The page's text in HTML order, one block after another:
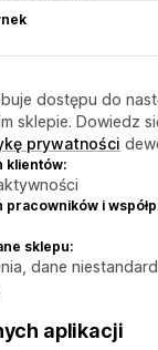
dostępu do
sklepie. Dowiedz
prywatności
klientów:
pracowników i
sklepu:
dane
aplikacji